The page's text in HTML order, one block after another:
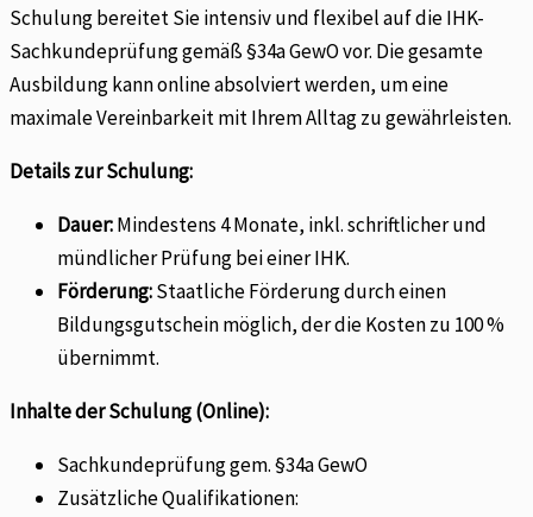
Schulung bereitet Sie intensiv und flexibel auf die IHK-
Sachkundeprüfung gemäß §34a GewO vor. Die gesamte
Ausbildung kann online absolviert werden, um eine
maximale Vereinbarkeit mit Ihrem Alltag zu gewährleisten.
Details zur Schulung:
Dauer:Mindestens 4 Monate, inkl. schriftlicher und
mündlicher Prüfung bei einer IHK.
Förderung:Staatliche Förderung durch einen
Bildungsgutschein möglich, der die Kosten zu 100 %
übernimmt.
Inhalte der Schulung (Online):
Sachkundeprüfung gem. §34a GewO
Zusätzliche Qualifikationen: